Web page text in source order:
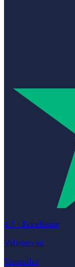
4.7 · Eccellente
Valutato su
Trustpilot